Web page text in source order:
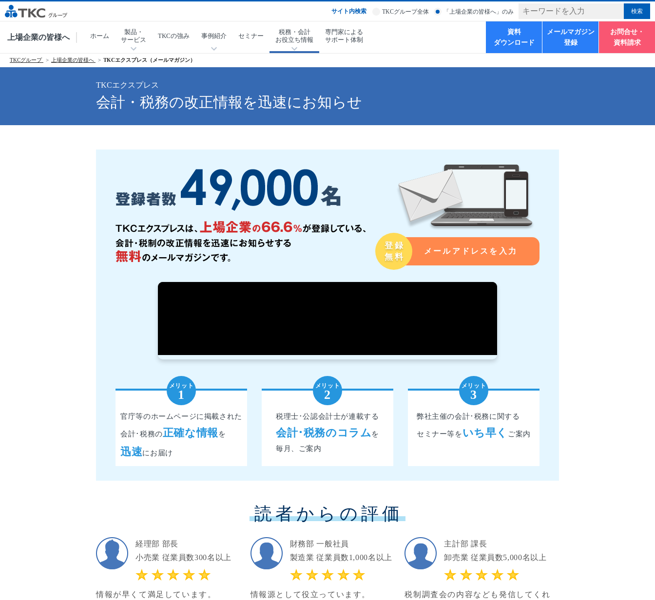
サイト内検索 TKCグループ全体 「上場企業の皆様へ」のみ
上場企業の皆様へ ホーム
製品・
サービス
TKCの強み 事例紹介 セミナー
税務・会計
お役立ち情報
専門家による
サポート体制
資料
ダウンロード
メールマガジン
登録
お問合せ・
資料請求
TKCグループ 上場企業の皆様へ TKCエクスプレス（メールマガジン）
TKCエクスプレス
会計・税務の改正情報を迅速にお知らせ
官庁等のホームページに掲載された
会計･税務の正確な情報 を
迅速にお届け
税理士･公認会計士が連載する
会計･税務のコラムを
毎月、ご案内
弊社主催の会計･税務に関する
セミナー等を いち早く ご案内
登録
無料
メールアドレスを入力
読者からの評価
経理部 部長
小売業 従業員数300名以上
情報が早くて満足しています。
財務部 一般社員
製造業 従業員数1,000名以上
情報源として役立っています。
主計部 課長
卸売業 従業員数5,000名以上
税制調査会の内容なども発信してくれ